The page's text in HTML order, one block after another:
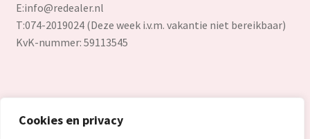
Cookies en privacy
E:info@redealer.nl
T:074-2019024 (Deze week i.v.m. vakantie niet bereikbaar)
KvK-nummer: 59113545
© Redealer.nl | Gecontroleerde retourproducten en nieuwe